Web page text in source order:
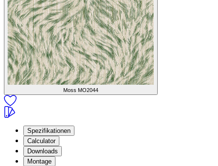
Moss MO2044
Spezifikationen
Calculator
Downloads
Montage